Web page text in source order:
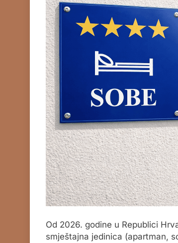
Od 2026. godine u Republici
smještajna jedinica (apartman,
TIPOVI
Kućice
(LGS):
(2026.)
Prije
7